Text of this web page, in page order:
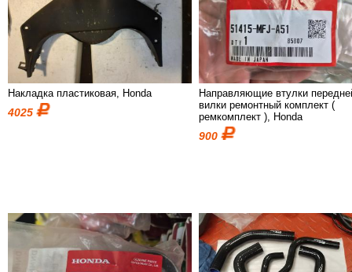
Накладка пластиковая, Honda
4025
Направляющие втулки
вилки ремонтный комплект (
ремкомплект ), Honda
900